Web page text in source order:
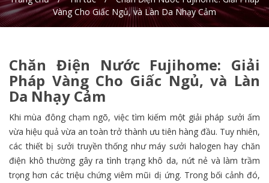
Vàng Cho Giấc Ngủ, và Làn Da Nhạy Cảm
Chăn Điện Nước Fujihome: Giải
Pháp Vàng Cho Giấc Ngủ, và Làn
Da Nhạy Cảm
Khi mùa đông chạm ngõ, việc tìm kiếm một giải pháp sưởi ấm
vừa hiệu quả vừa an toàn trở thành ưu tiên hàng đầu. Tuy nhiên,
các thiết bị sưởi truyền thống như máy sưởi halogen hay chăn
điện khô thường gây ra tình trạng khô da, nứt nẻ và làm trầm
trọng hơn các triệu chứng viêm mũi dị ứng. Trong bối cảnh đó,